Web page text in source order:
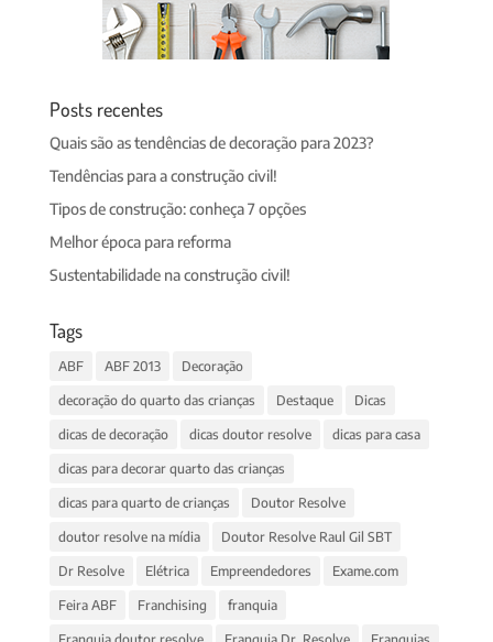
Posts recentes
Quais são as tendências de decoração para 2023?
Tendências para a construção civil!
Tipos de construção: conheça 7 opções
Melhor época para reforma
Sustentabilidade na construção civil!
Tags
ABF ABF 2013 Decoração
decoração do quarto das crianças Destaque Dicas
dicas de decoração dicas doutor resolve dicas para casa
dicas para decorar quarto das crianças
dicas para quarto de crianças Doutor Resolve
doutor resolve na mídia Doutor Resolve Raul Gil SBT
Dr Resolve Elétrica Empreendedores Exame.com
Feira ABF Franchising franquia